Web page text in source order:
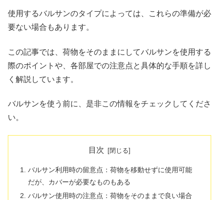
使用するバルサンのタイプによっては、これらの準備が必
要ない場合もあります。
この記事では、荷物をそのままにしてバルサンを使用する
際のポイントや、各部屋での注意点と具体的な手順を詳し
く解説しています。
バルサンを使う前に、是非この情報をチェックしてくださ
い。
目次
バルサン利用時の留意点：荷物を移動せずに使用可能
だが、カバーが必要なものもある
バルサン使用時の注意点：荷物をそのままで良い場合